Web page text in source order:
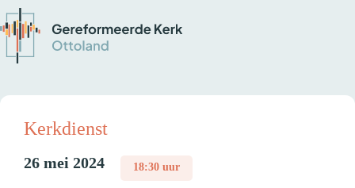
Kerkdienst
26 mei 2024 18:30 uur